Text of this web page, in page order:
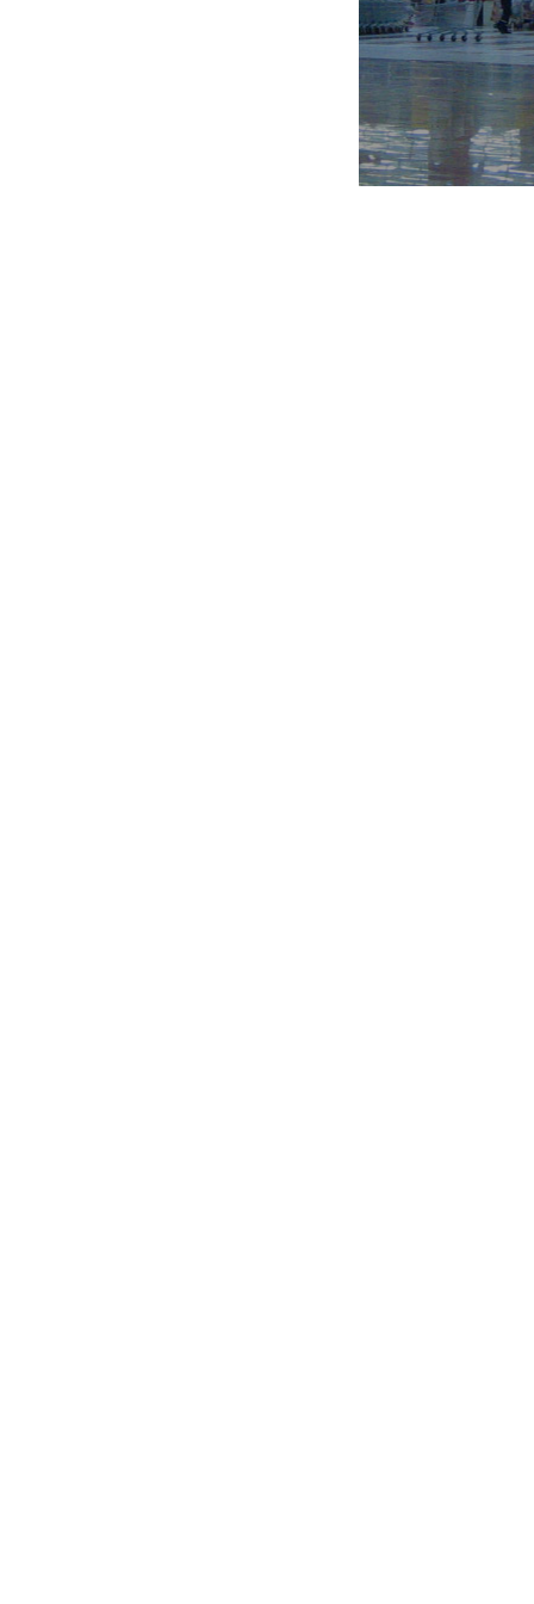
доверии, партнерстве и развитии.
лежит в основе взаимоотношений
компании, между
сотрудниками, в том числе в
стратегических решений.